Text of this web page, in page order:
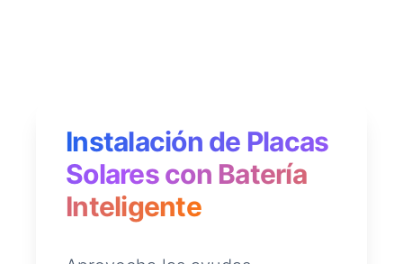
Instalación de Placas
Solares con Batería
Inteligente